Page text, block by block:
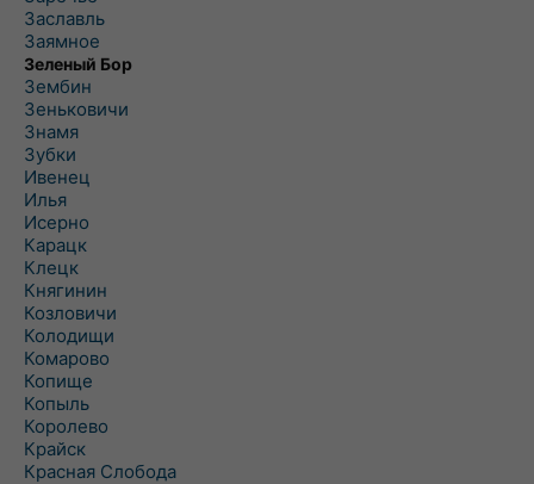
Заславль
Заямное
Зеленый Бор
Зембин
Зеньковичи
Знамя
Зубки
Ивенец
Илья
Исерно
Карацк
Клецк
Княгинин
Козловичи
Колодищи
Комарово
Копище
Копыль
Королево
Крайск
Красная Слобода